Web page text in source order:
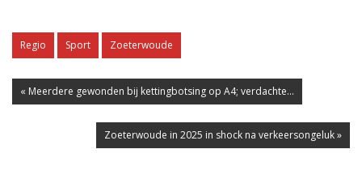
Regio Sport Zoeterwoude
« Meerdere gewonden bij kettingbotsing op A4; verdachte...
Zoeterwoude in 2025 in shock na verkeersongeluk »